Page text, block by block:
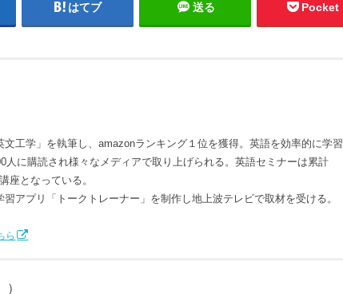
はてブ 送る Pocket
文工学」を執筆し、amazonランキング１位を獲得。英語を効率的に学習
人に購読され様々なメディアで取り上げられる。英語セミナーは累計
座となっている。
アプリ「トークトレーナー」を制作し地上波テレビで取材を受ける。
ら